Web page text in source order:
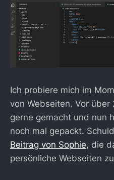
Ich probiere mich im
von Webseiten. Vor
gerne gemacht und nun
noch mal gepackt.
Beitrag von Sophie, die
persönliche Webseiten